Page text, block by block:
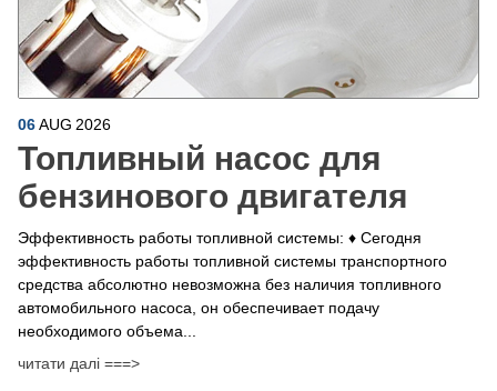
06AUG 2026
Топливный насос для
бензинового двигателя
Эффективность работы топливной системы: ♦ Сегодня
эффективность работы топливной системы транспортного
средства абсолютно невозможна без наличия топливного
автомобильного насоса, он обеспечивает подачу
необходимого объема...
читати далі ===>